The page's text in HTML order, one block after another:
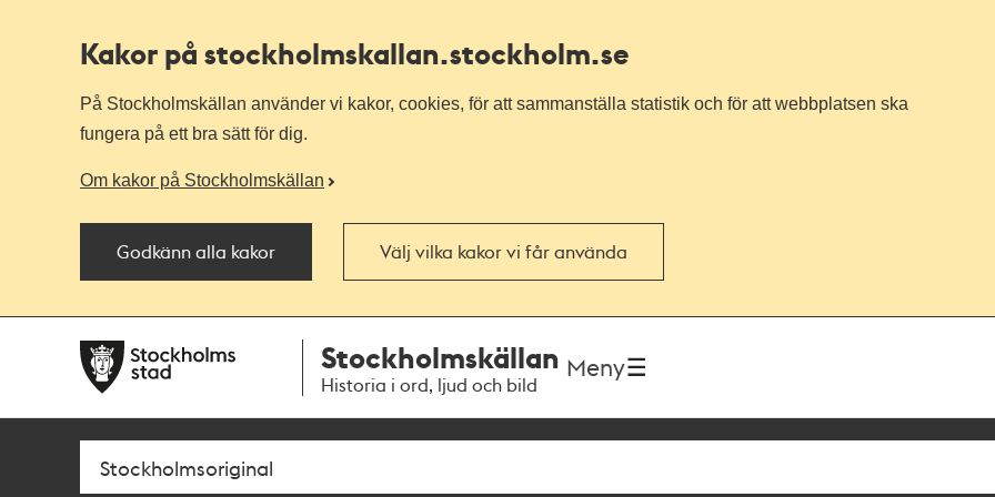
Kakor på stockholmskallan.stockholm.se
På Stockholmskällan använder vi kakor, cookies, för att sammanställa statistik och för att webbplatsen ska
fungera på ett bra sätt för dig.
Om kakor på Stockholmskällan
Godkänn alla kakor Välj vilka kakor vi får använda
navigationen
huvudinnehållet
Stockholmskällan
Historia i ord, ljud och bild
Meny
Sök